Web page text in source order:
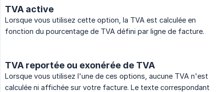
TVA active
Lorsque vous utilisez cette option, la TVA est calculée en
fonction du pourcentage de TVA défini par ligne de facture.
TVA reportée ou exonérée de TVA
Lorsque vous utilisez l'une de ces options, aucune TVA n'est
calculée ni affichée sur votre facture. Le texte correspondant